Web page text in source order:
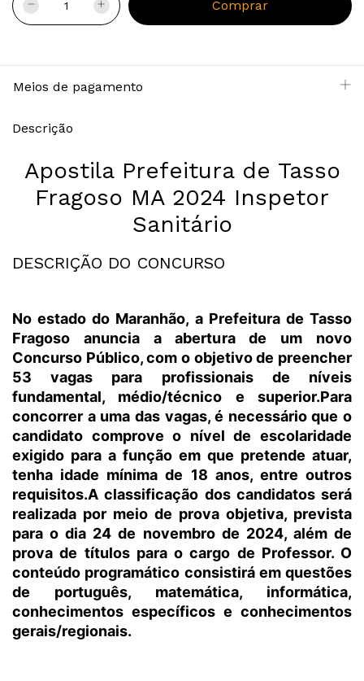
Meios de pagamento
Descrição
Apostila Prefeitura de Tasso
Fragoso MA 2024 Inspetor
Sanitário
DESCRIÇÃO DO CONCURSO
No estado do Maranhão, a Prefeitura de Tasso
Fragoso anuncia a abertura de um novo
Concurso Público, com o objetivo de preencher
53 vagas para profissionais de níveis
fundamental, médio/técnico e superior.Para
concorrer a uma das vagas, é necessário que o
candidato comprove o nível de escolaridade
exigido para a função em que pretende atuar,
tenha idade mínima de 18 anos, entre outros
requisitos.A classificação dos candidatos será
realizada por meio de prova objetiva, prevista
para o dia 24 de novembro de 2024, além de
prova de títulos para o cargo de Professor. O
conteúdo programático consistirá em questões
de português, matemática, informática,
conhecimentos específicos e conhecimentos
gerais/regionais.